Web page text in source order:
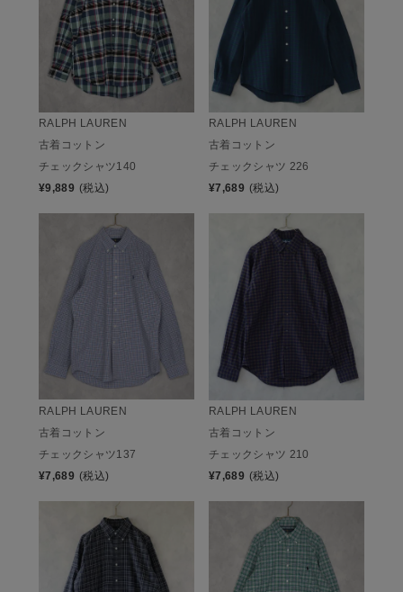
RALPH LAUREN
古着コットン
チェックシャツ140
¥9,889 (税込)
RALPH LAUREN
古着コットン
チェックシャツ 226
¥7,689 (税込)
RALPH LAUREN
古着コットン
チェックシャツ137
¥7,689 (税込)
RALPH LAUREN
古着コットン
チェックシャツ 210
¥7,689 (税込)